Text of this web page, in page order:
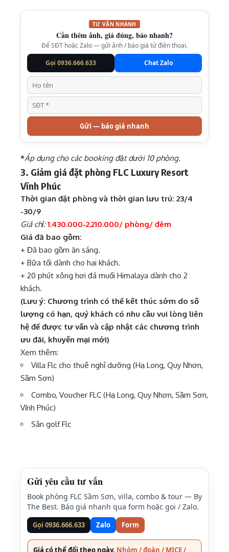
TƯ VẤN NHANH
Cần thêm ảnh, giá đúng, báo nhanh?
Để SĐT hoặc Zalo — gửi ảnh / báo giá từ điện thoại.
Gọi 0936.666.633
Chat Zalo
Gửi — báo giá nhanh
*Áp dụng cho các booking đặt dưới 10 phòng.
3. Giảm giá đặt phòng FLC Luxury Resort
Vĩnh Phúc
Thời gian đặt phòng và thời gian lưu trú: 23/4
-30/9
Giá chỉ:1.430.000-2.210.000/ phòng/ đêm
Giá đã bao gồm:
+ Đã bao gồm ăn sáng.
+ Bữa tối dành cho hai khách.
+ 20 phút xông hơi đá muối Himalaya dành cho 2
khách.
(Lưu ý: Chương trình có thể kết thúc sớm do số
lượng có hạn, quý khách có nhu cầu vui lòng liên
hệ để được tư vấn và cập nhật các chương trình
ưu đãi, khuyến mại mới)
Xem thêm:
Villa Flc cho thuê nghỉ dưỡng (Hạ Long, Quy Nhơn,
Sầm Sơn)
Combo, Voucher FLC (Hạ Long, Quy Nhơn, Sầm Sơn,
Vĩnh Phúc)
Sân golf Flc
Gửi yêu cầu tư vấn
Book phòng FLC Sầm Sơn, villa, combo & tour — By
The Best. Báo giá nhanh qua form hoặc gọi / Zalo.
Gọi 0936.666.633 Zalo Form
Giá có thể đổi theo ngày. Nhóm / đoàn / MICE /